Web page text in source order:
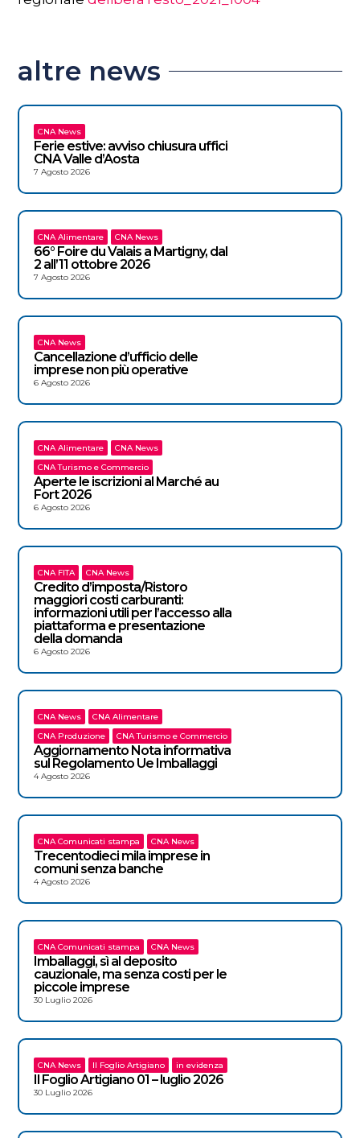
altre news
CNA News
Ferie estive: avviso chiusura uffici
CNA Valle d’Aosta
7 Agosto 2026
CNA Alimentare CNA News
66° Foire du Valais a Martigny, dal
2 all’11 ottobre 2026
7 Agosto 2026
CNA News
Cancellazione d’ufficio delle
imprese non più operative
6 Agosto 2026
CNA Alimentare
CNA News
CNA Turismo e Commercio
Aperte le iscrizioni al Marché au
Fort 2026
6 Agosto 2026
CNA FITA CNA News
Credito d’imposta/Ristoro
maggiori costi carburanti:
informazioni utili per l’accesso alla
piattaforma e presentazione
della domanda
6 Agosto 2026
CNA News
CNA Alimentare
CNA Produzione
CNA Turismo e Commercio
Aggiornamento Nota informativa
sul Regolamento Ue Imballaggi
4 Agosto 2026
CNA Comunicati stampa CNA News
Trecentodieci mila imprese in
comuni senza banche
4 Agosto 2026
CNA Comunicati stampa CNA News
Imballaggi, sì al deposito
cauzionale, ma senza costi per le
piccole imprese
30 Luglio 2026
CNA News Il Foglio Artigiano in evidenza
Il Foglio Artigiano 01 – luglio 2026
30 Luglio 2026